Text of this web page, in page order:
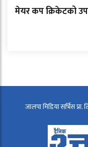
मेयर कप क्रिकेटको
जालपा मिडिया सर्भिस